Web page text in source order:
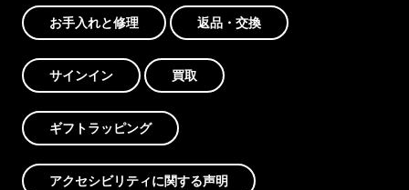
お手入れと修理 返品・交換
サインイン 買取
ギフトラッピング
アクセシビリティに関する声明